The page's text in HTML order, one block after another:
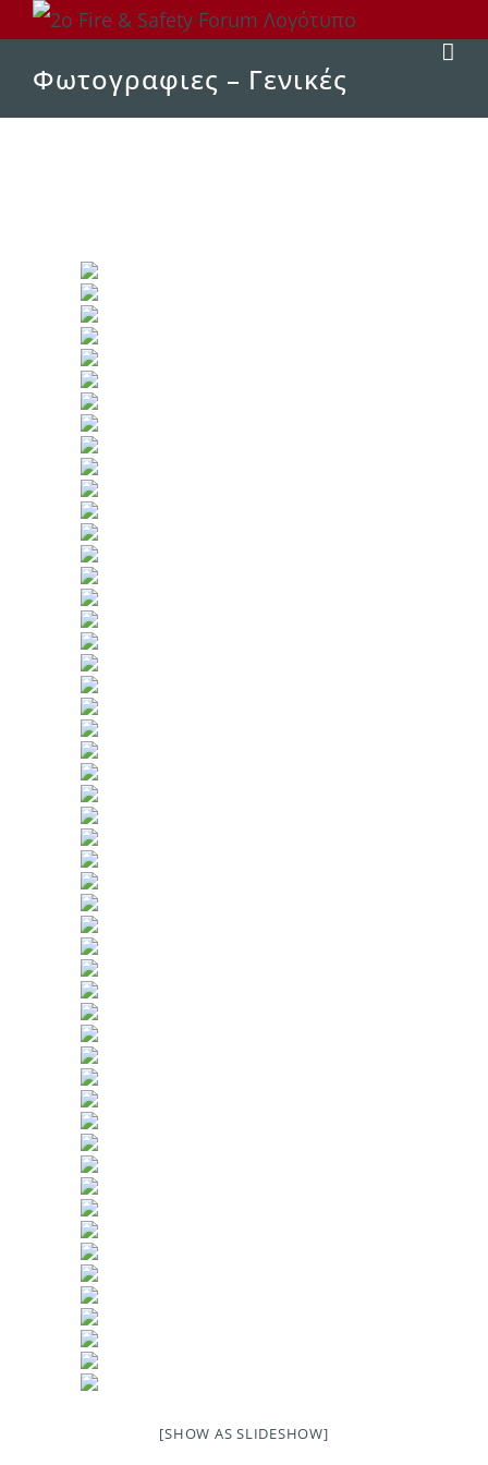
Μετάβαση
περιεχόμενο
Φωτογραφιες – Γενικές
[SHOW AS SLIDESHOW]